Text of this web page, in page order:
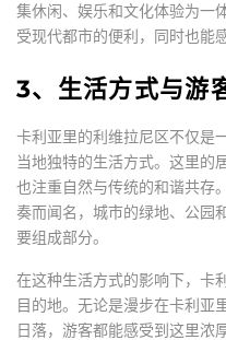
集休闲、娱乐和文化体验为一
受现代都市的便利，同时也能
3、生活方式与游
卡利亚里的利维拉尼区不仅是
当地独特的生活方式。这里的
也注重自然与传统的和谐共存
奏而闻名，城市的绿地、公园
要组成部分。
在这种生活方式的影响下，卡
目的地。无论是漫步在卡利亚
日落，游客都能感受到这里浓